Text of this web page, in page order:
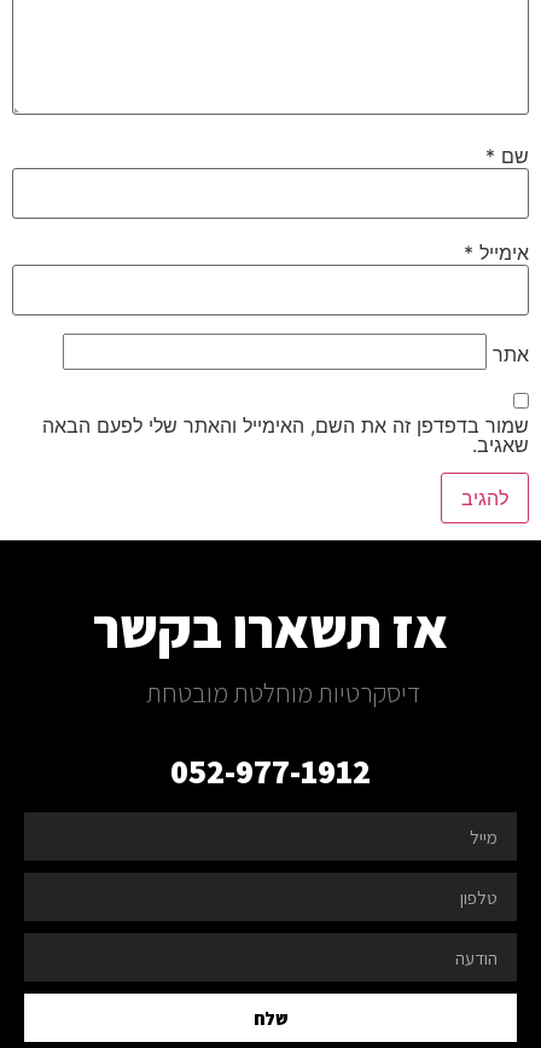
שם *
אימייל *
אתר
שמור בדפדפן זה את השם, האימייל והאתר שלי לפעם הבאה
שאגיב.
אז תשארו בקשר
דיסקרטיות מוחלטת מובטחת
052-977-1912
שלח